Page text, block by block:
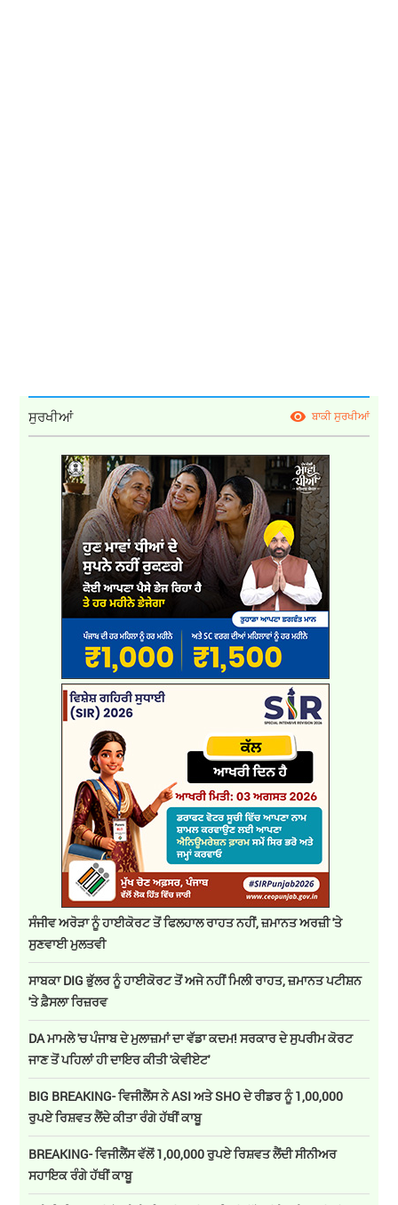
ਸੁਰਖੀਆਂ ਬਾਕੀ ਸੁਰਖੀਆਂ
ਸੰਜੀਵ ਅਰੋੜਾ ਨੂੰ ਹਾਈਕੋਰਟ ਤੋਂ ਫਿਲਹਾਲ ਰਾਹਤ ਨਹੀਂ, ਜ਼ਮਾਨਤ ਅਰਜ਼ੀ 'ਤੇ
ਸੁਣਵਾਈ ਮੁਲਤਵੀ
ਸਾਬਕਾ DIG ਭੁੱਲਰ ਨੂੰ ਹਾਈਕੋਰਟ ਤੋਂ ਅਜੇ ਨਹੀਂ ਮਿਲੀ ਰਾਹਤ, ਜ਼ਮਾਨਤ ਪਟੀਸ਼ਨ
'ਤੇ ਫ਼ੈਸਲਾ ਰਿਜ਼ਰਵ
DA ਮਾਮਲੇ 'ਚ ਪੰਜਾਬ ਦੇ ਮੁਲਾਜ਼ਮਾਂ ਦਾ ਵੱਡਾ ਕਦਮ! ਸਰਕਾਰ ਦੇ ਸੁਪਰੀਮ ਕੋਰਟ
ਜਾਣ ਤੋਂ ਪਹਿਲਾਂ ਹੀ ਦਾਇਰ ਕੀਤੀ 'ਕੇਵੀਏਟ'
BIG BREAKING- ਵਿਜੀਲੈਂਸ ਨੇ ASI ਅਤੇ SHO ਦੇ ਰੀਡਰ ਨੂੰ 1,00,000
ਰੁਪਏ ਰਿਸ਼ਵਤ ਲੈਂਦੇ ਕੀਤਾ ਰੰਗੇ ਹੱਥੀਂ ਕਾਬੂ
BREAKING- ਵਿਜੀਲੈਂਸ ਵੱਲੋਂ 1,00,000 ਰੁਪਏ ਰਿਸ਼ਵਤ ਲੈਂਦੀ ਸੀਨੀਅਰ
ਸਹਾਇਕ ਰੰਗੇ ਹੱਥੀਂ ਕਾਬੂ